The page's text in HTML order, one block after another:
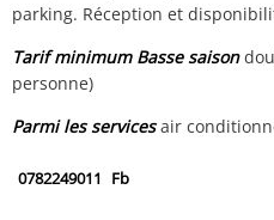
parking. Réception et
Tarif minimum Basse saison
personne)
Parmi les servicesair
0782249011 Fb